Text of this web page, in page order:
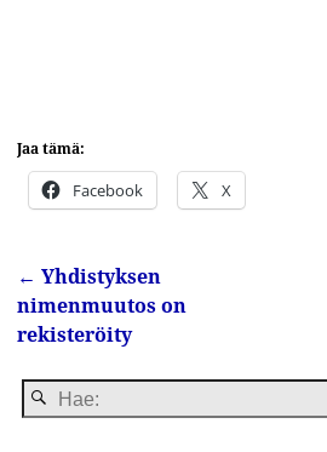
Jaa tämä:
Facebook X
Artikkelin navigointi
← Yhdistyksen
nimenmuutos on
rekisteröity